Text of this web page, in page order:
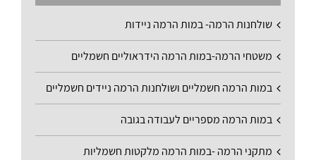
שולחנות הרמה- במות הרמה ניידות
משטחי הרמה-במות הרמה הידראוליים חשמליים
במות הרמה חשמליים ושולחנות הרמה ניידים חשמליים
במות הרמה מספריים לעבודה בגובה
מתקני הרמה -במות הרמה מלקטות חשמליות